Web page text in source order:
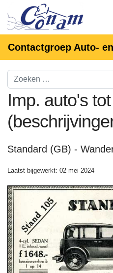
Contactgroep Auto-
Imp. auto's
Standard (GB) -
Laatst bijgewerkt: 02 mei 2024